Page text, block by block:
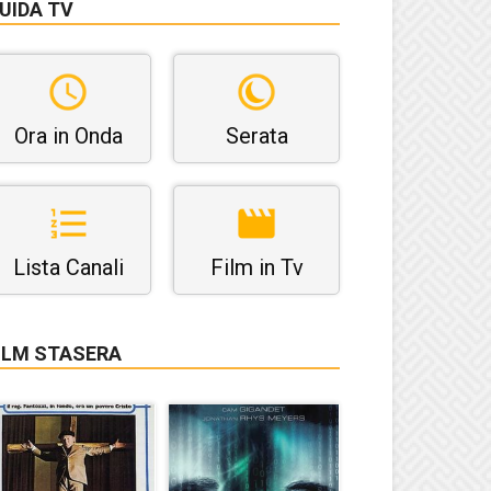
TV
Ora in Onda Serata
Lista Canali Film in Tv
STASERA